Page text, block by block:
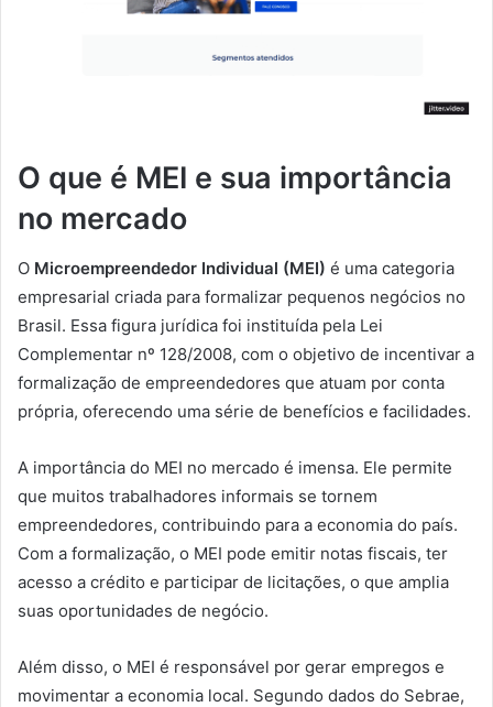
O que é MEI e sua importância
no mercado
O Microempreendedor Individual (MEI) é uma categoria
empresarial criada para formalizar pequenos negócios no
Brasil. Essa figura jurídica foi instituída pela Lei
Complementar nº 128/2008, com o objetivo de incentivar a
formalização de empreendedores que atuam por conta
própria, oferecendo uma série de benefícios e facilidades.
A importância do MEI no mercado é imensa. Ele permite
que muitos trabalhadores informais se tornem
empreendedores, contribuindo para a economia do país.
Com a formalização, o MEI pode emitir notas fiscais, ter
acesso a crédito e participar de licitações, o que amplia
suas oportunidades de negócio.
Além disso, o MEI é responsável por gerar empregos e
movimentar a economia local. Segundo dados do Sebrae,